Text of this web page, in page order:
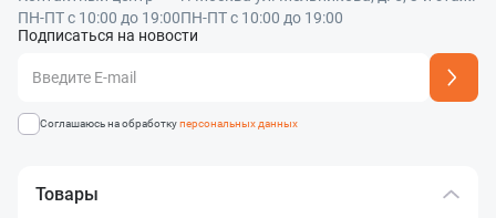
ПН-ПТ с 10:00 до 19:00ПН-ПТ с 10:00 до 19:00
Подписаться на новости
Адрес подписки успешно добавлен
Соглашаюсь на обработкуперсональных данных
Товары
Отправить
в ближайшее время!